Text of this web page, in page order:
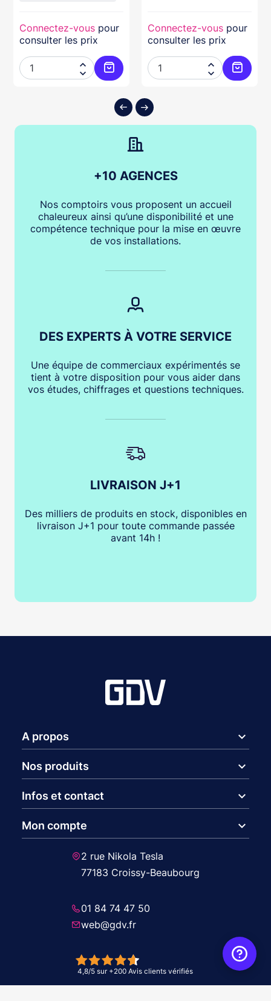
au panier
Connectez-vous pour
consulter les prix


Ajouter au panier
Connectez-vous pour
consulter les prix


+10 AGENCES
Nos comptoirs vous proposent un accueil
chaleureux ainsi qu’une disponibilité et une
compétence technique pour la mise en œuvre
de vos installations.
DES EXPERTS À VOTRE SERVICE
Une équipe de commerciaux expérimentés se
tient à votre disposition pour vous aider dans
vos études, chiffrages et questions techniques.
LIVRAISON J+1
Des milliers de produits en stock, disponibles en
livraison J+1 pour toute commande passée
avant 14h !
A propos expand_more
Nos produits expand_more
Infos et contact expand_more
Mon compte expand_more
2 rue Nikola Tesla
77183 Croissy-Beaubourg
01 84 74 47 50
web@gdv.fr